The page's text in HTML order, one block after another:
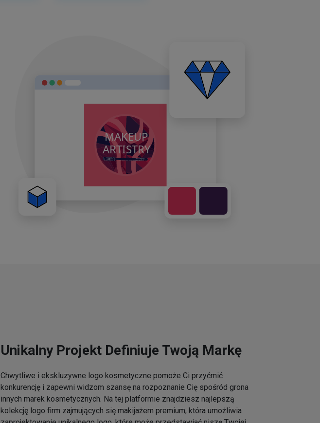
Unikalny Projekt Definiuje Twoją Markę
Chwytliwe i ekskluzywne logo kosmetyczne pomoże Ci przyćmić
konkurencję i zapewni widzom szansę na rozpoznanie Cię spośród grona
innych marek kosmetycznych. Na tej platformie znajdziesz najlepszą
kolekcję logo firm zajmujących się makijażem premium, która umożliwia